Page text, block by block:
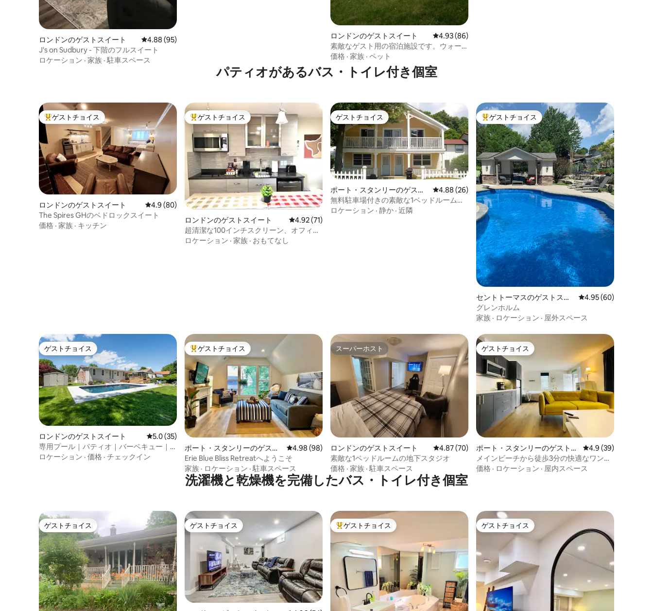
ロンドンのゲストスイート レビュー95件、5つ星中4.88つ星の平均評価
4.88 (95)
J's on Sudbury - 下階のフルスイート
ロケーション · 家族 ·駐車スペース
ロンドンのゲストスイート レビュー86件、5つ星中4.93つ星の平均評価
4.93 (86)
素敵なゲスト用の宿泊施設です。ウォー
ターロー大学まで徒歩2分です。
価格 · 家族 · ペット
パティオがあるバス・トイレ付き個室
大好評のゲストチョイスです。
ゲストチョイス
ロンドンのゲストスイート レビュー80件、5つ星中4.9つ星の平均評価
4.9 (80)
The Spires GHのベドロックスイート
価格 · 家族 · キッチン
大好評のゲストチョイスです。
ゲストチョイス
ロンドンのゲストスイート レビュー71件、5つ星中4.92つ星の平均評価
4.92 (71)
超清潔な100インチスクリーン、オフィ
ス、パティオ
ロケーション · 家族 · おもてなし
ゲストチョイス
ゲストチョイス
ポート・スタンリーのゲスト
スイート
レビュー26件、5つ星中4.88つ星の平均評価
4.88 (26)
無料駐車場付きの素敵な1ベッドルームの
お部屋です。
ロケーション · 静か · 近隣
大好評のゲストチョイスです。
ゲストチョイス
セントトーマスのゲストスイ
ート
レビュー60件、5つ星
4.95 (60)
グレンホルム
家族 · ロケーション · 屋外スペース
ゲストチョイス
ゲストチョイス
ロンドンのゲストスイート レビュー35件、5つ星中5.0つ星の平均評価
5.0 (35)
専用プール｜パティオ｜バーベキュー｜
焚き火台｜キングベッド65インチテレビ
ロケーション · 価格 · チェックイン
大好評のゲストチョイスです。
ゲストチョイス
ポート・スタンリーのゲスト
スイート
レビュー98件、5つ星中4.98つ星の平均評価
4.98 (98)
Erie Blue Bliss Retreatへようこそ
家族 · ロケーション ·駐車スペース
スーパーホスト
スーパーホスト
ロンドンのゲストスイート レビュー70件、5つ星中4.87つ星の平均評価
4.87 (70)
素敵な1ベッドルームの地下スタジオ
価格 · 家族 ·駐車スペース
ゲストチョイス
ゲストチョイス
ポート・スタンリーのゲストス
イート
レビュー39件、5つ
4.9 (39)
メインビーチから徒歩3分の快適なワンル
ーム
価格 · ロケーション · 屋内スペース
洗濯機と乾燥機を完備したバス・トイレ付き個室
ゲストチョイス
ゲストチョイス ゲストチョイス
ゲストチョイス 大好評のゲストチョイスです。
ゲストチョイス ゲストチョイス
ゲストチョイス